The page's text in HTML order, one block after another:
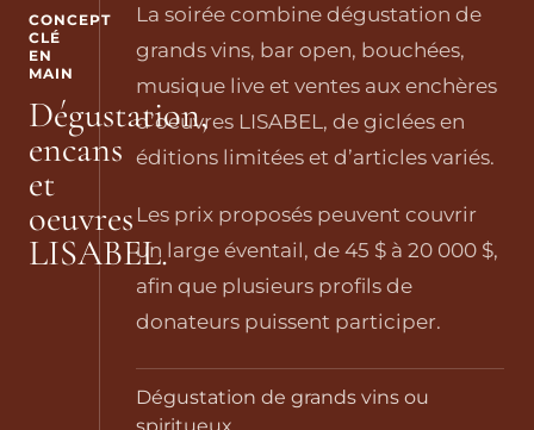
CONCEPT
CLÉ
EN
MAIN
Dégustation,
encans
et
oeuvres
LISABEL.
La soirée combine dégustation de
grands vins, bar open, bouchées,
musique live et ventes aux enchères
d’oeuvres LISABEL, de giclées en
éditions limitées et d’articles variés.
Les prix proposés peuvent couvrir
un large éventail, de 45 $ à 20 000 $,
afin que plusieurs profils de
donateurs puissent participer.
Dégustation de grands vins ou